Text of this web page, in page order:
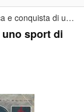
Sci d'oggi. Tecnica e conquista di uno sport di massa.
sport di